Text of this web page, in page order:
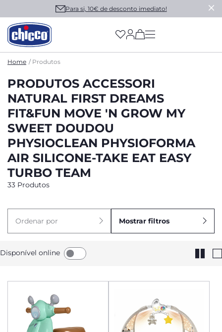
Para si, 10€ de desconto imediato!
(has more options
Home Produtos
PRODUTOS ACCESSORI
NATURAL FIRST DREAMS
FIT&FUN MOVE 'N GROW MY
SWEET DOUDOU
PHYSIOCLEAN PHYSIOFORMA
AIR SILICONE-TAKE EAT EASY
TURBO TEAM
33 Produtos
Ordenar por Mostrar filtros
Disponível online